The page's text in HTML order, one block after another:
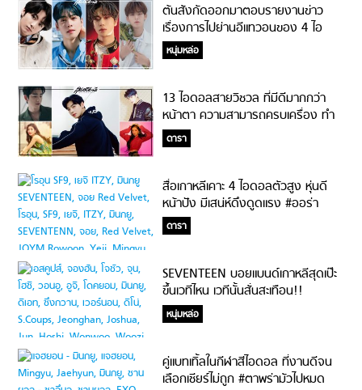
ต้นสังกัดออกมาตอบรายงานข่าว
เรื่องการไปย่านอีแทวอนของ 4 ไอ
ดอลชาย 97 ไลน์
หนุ่มหล่อ
13 ไอดอลสายวิชวล ที่มีดีมากกว่า
หน้าตา ความสามารถครบเครื่อง ทำ
อะไรก็ปัง!
ดารา
สื่อเกาหลีเคาะ 4 ไอดอลตัวสูง หุ่นดี
หน้าปัง มีเสน่ห์ดึงดูดแรง #ออร่า
กระแทกใจเต็มๆ
ดารา
SEVENTEEN บอยแบนด์เกาหลีสุดเป๊ะ
ขึ้นเวทีไหน เวทีนั้นสั่นสะเทือน!!
หนุ่มหล่อ
คู่แบทเทิ้ลในกีฬาสีไอดอล ที่งานดีจน
เลือกเชียร์ไม่ถูก #ตาพร่ามัวไปหมด